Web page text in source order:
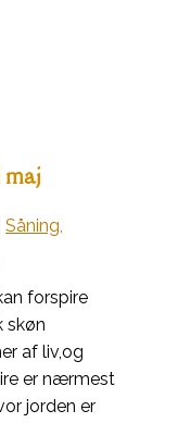
|Såning,
forspire
skøn
af liv,og
er nærmest
jorden er